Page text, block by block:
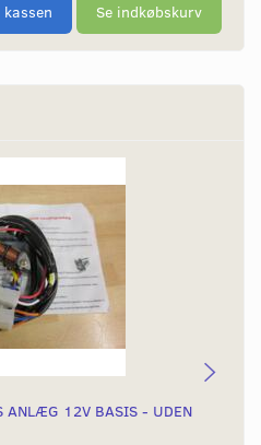
Se indkøbskurv
ANLÆG 12V BASIS - UDEN